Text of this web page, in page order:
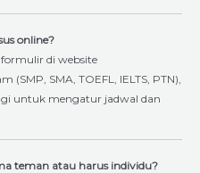
online?
di website
(SMP, SMA, TOEFL, IELTS, PTN),
untuk mengatur jadwal dan
teman atau harus individu?